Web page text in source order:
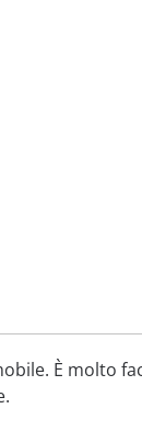
È molto